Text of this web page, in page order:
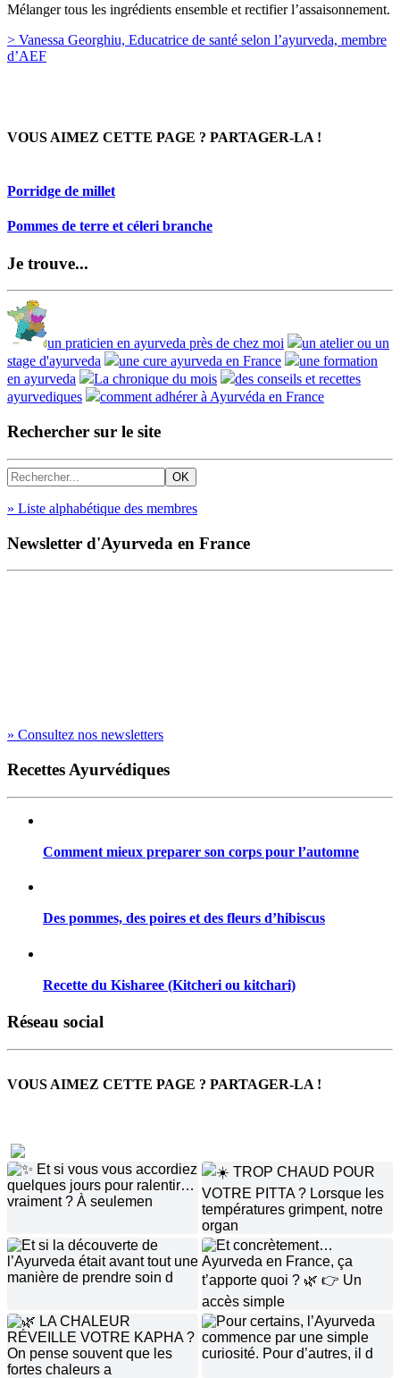
Mélanger tous les ingrédients ensemble et rectifier l’assaisonnement.
> Vanessa Georghiu, Educatrice de santé selon l’ayurveda, membre
d’AEF
VOUS AIMEZ CETTE PAGE ? PARTAGER-LA !
Porridge de millet
Pommes de terre et céleri branche
Je trouve...
un praticien en ayurveda près de chez moi
un atelier ou un
stage d'ayurveda
une cure ayurveda en France
une formation
en ayurveda
La chronique du mois
des conseils et recettes
ayurvediques
comment adhérer à Ayurvéda en France
Rechercher sur le site
» Liste alphabétique des membres
Newsletter d'Ayurveda en France
» Consultez nos newsletters
Recettes Ayurvédiques
Comment mieux preparer son corps pour l’automne
Des pommes, des poires et des fleurs d’hibiscus
Recette du Kisharee (Kitcheri ou kitchari)
Réseau social
VOUS AIMEZ CETTE PAGE ? PARTAGER-LA !